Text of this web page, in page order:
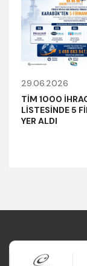
29.06.2026
TİM 1000
LİSTESİNDE 5
YER ALDI